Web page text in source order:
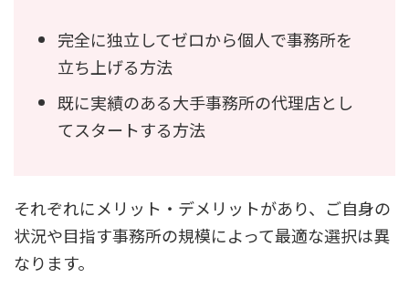
完全に独立してゼロから個人で事務所を
立ち上げる方法
既に実績のある大手事務所の代理店とし
てスタートする方法
それぞれにメリット・デメリットがあり、ご自身の
状況や目指す事務所の規模によって最適な選択は異
なります。